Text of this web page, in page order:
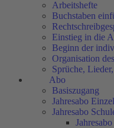
Arbeitshefte
Buchstaben
Einstieg in die
Beginn der
Organisation
Sprüche,
Abo
Basiszugang
Jahresabo
Jahresabo